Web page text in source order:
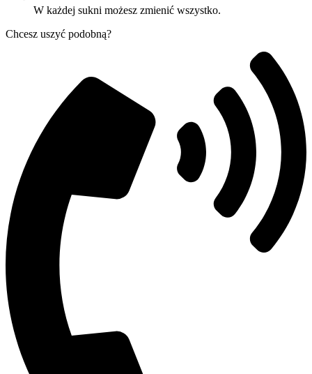
W każdej sukni możesz zmienić wszystko.
Chcesz uszyć podobną?